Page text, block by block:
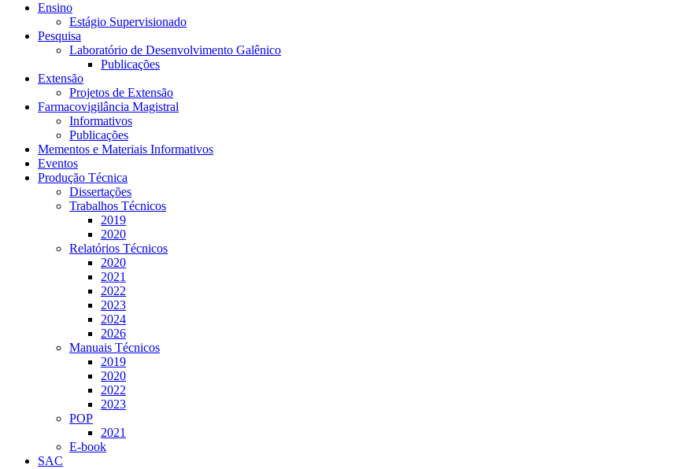
Ensino
Estágio Supervisionado
Pesquisa
Laboratório de Desenvolvimento Galênico
Publicações
Extensão
Projetos de Extensão
Farmacovigilância Magistral
Informativos
Publicações
Mementos e Materiais Informativos
Eventos
Produção Técnica
Dissertações
Trabalhos Técnicos
2019
2020
Relatórios Técnicos
2020
2021
2022
2023
2024
2026
Manuais Técnicos
2019
2020
2022
2023
POP
2021
E-book
SAC